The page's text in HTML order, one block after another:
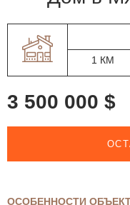
1 КМ
3 500 000 $
ОСОБЕННОСТИ